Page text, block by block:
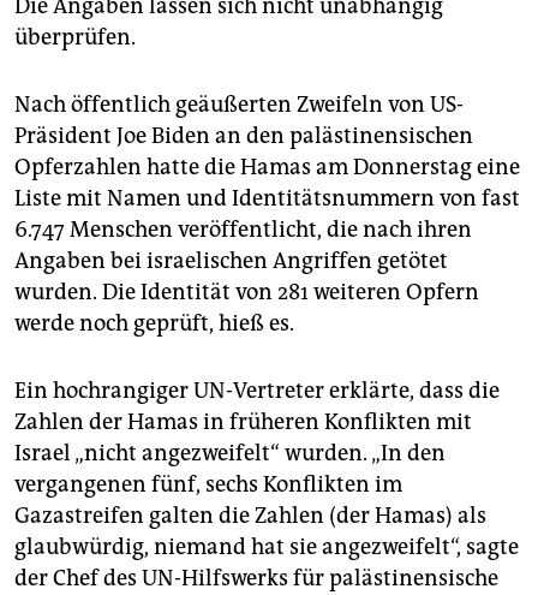
Die Angaben lassen sich nicht unabhängig
überprüfen.
Nach öffentlich geäußerten Zweifeln von US-
Präsident Joe Biden an den palästinensischen
Opferzahlen hatte die Hamas am Donnerstag eine
Liste mit Namen und Identitätsnummern von fast
6.747 Menschen veröffentlicht, die nach ihren
Angaben bei israelischen Angriffen getötet
wurden. Die Identität von 281 weiteren Opfern
werde noch geprüft, hieß es.
Ein hochrangiger UN-Vertreter erklärte, dass die
Zahlen der Hamas in früheren Konflikten mit
Israel „nicht angezweifelt“ wurden. „In den
vergangenen fünf, sechs Konflikten im
Gazastreifen galten die Zahlen (der Hamas) als
glaubwürdig, niemand hat sie angezweifelt“, sagte
der Chef des UN-Hilfswerks für palästinensische